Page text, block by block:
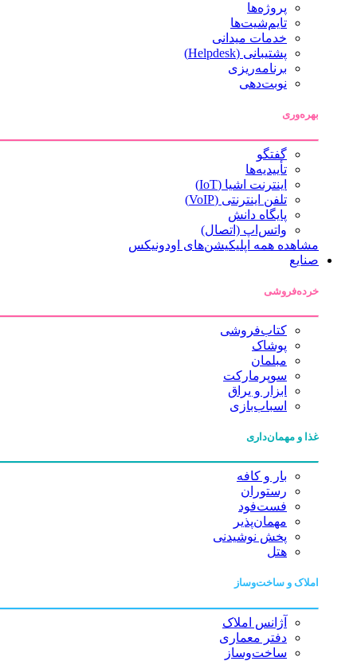
پروژه‌ها
تایم‌شیت‌ها
خدمات میدانی
پشتیبانی (Helpdesk)
برنامه‌ریزی
نوبت‌دهی
بهره‌وری
گفتگو
تأییدیه‌ها
اینترنت اشیا (IoT)
تلفن اینترنتی (VoIP)
پایگاه دانش
واتس‌اپ (اتصال)
مشاهده همه اپلیکیشن‌های اودونیکس
صنایع
خرده‌فروشی
کتاب‌فروشی
پوشاک
مبلمان
سوپرمارکت
ابزار و یراق
اسباب‌بازی
غذا و مهمان‌داری
بار و کافه
رستوران
فست‌فود
مهمان‌پذیر
پخش نوشیدنی
هتل
املاک و ساخت‌وساز
آژانس املاک
دفتر معماری
ساخت‌وساز